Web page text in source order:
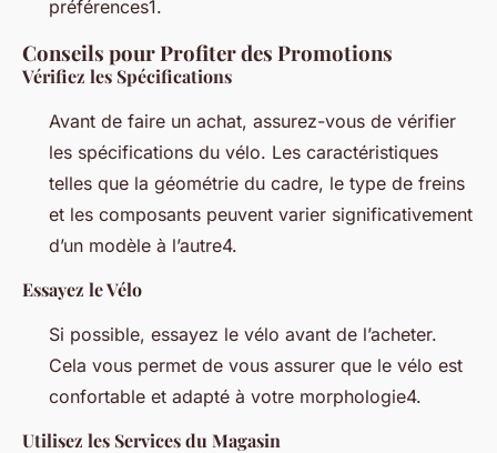
préférences1.
Conseils pour Profiter des Promotions
Vérifiez les Spécifications
Avant de faire un achat, assurez-vous de vérifier
les spécifications du vélo. Les caractéristiques
telles que la géométrie du cadre, le type de freins
et les composants peuvent varier significativement
d’un modèle à l’autre4.
Essayez le Vélo
Si possible, essayez le vélo avant de l’acheter.
Cela vous permet de vous assurer que le vélo est
confortable et adapté à votre morphologie4.
Utilisez les Services du Magasin